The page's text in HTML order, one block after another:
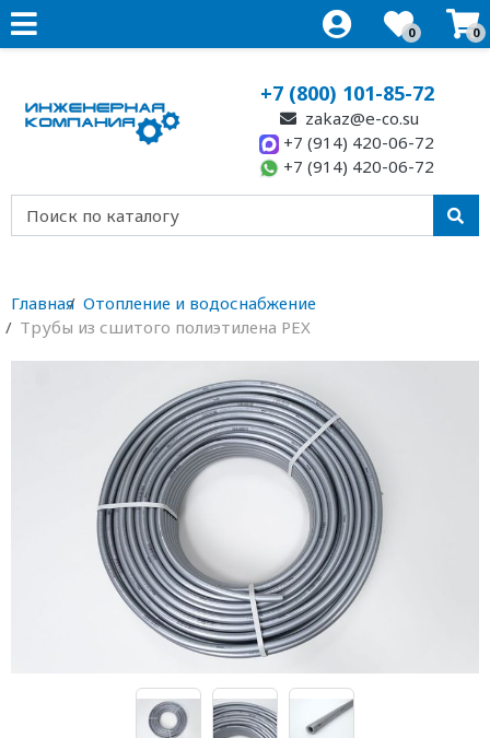
0 0
+7 (800) 101-85-72
zakaz@e-co.su
+7 (914) 420-06-72
+7 (914) 420-06-72
Главная Отопление и водоснабжение
Трубы из сшитого полиэтилена PEX